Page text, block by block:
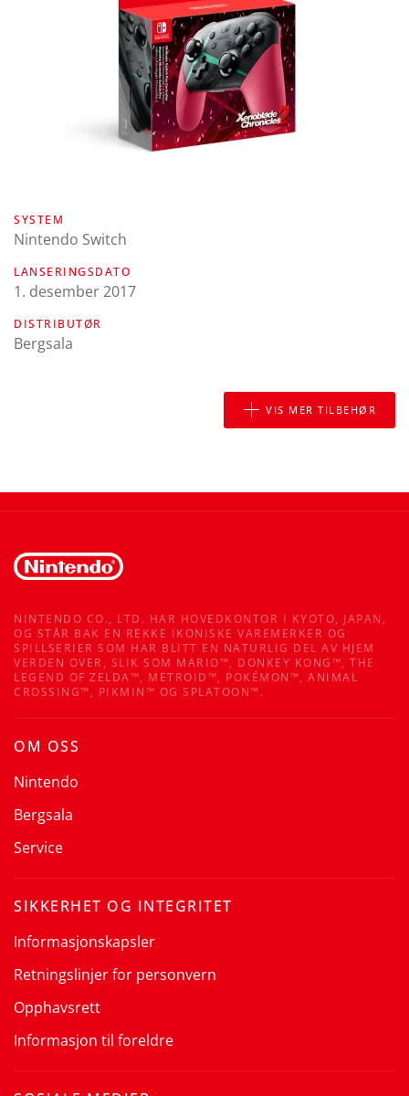
SYSTEM
Nintendo Switch
LANSERINGSDATO
1. desember 2017
DISTRIBUTØR
Bergsala
VIS MER TILBEHØR
NINTENDO CO., LTD. HAR HOVEDKONTOR I KYOTO, JAPAN,
OG STÅR BAK EN REKKE IKONISKE VAREMERKER OG
SPILLSERIER SOM HAR BLITT EN NATURLIG DEL AV HJEM
VERDEN OVER, SLIK SOM MARIO™, DONKEY KONG™, THE
LEGEND OF ZELDA™, METROID™, POKÉMON™, ANIMAL
CROSSING™, PIKMIN™ OG SPLATOON™.
OM OSS
Nintendo
Bergsala
Service
SIKKERHET OG INTEGRITET
Informasjonskapsler
Retningslinjer for personvern
Opphavsrett
Informasjon til foreldre